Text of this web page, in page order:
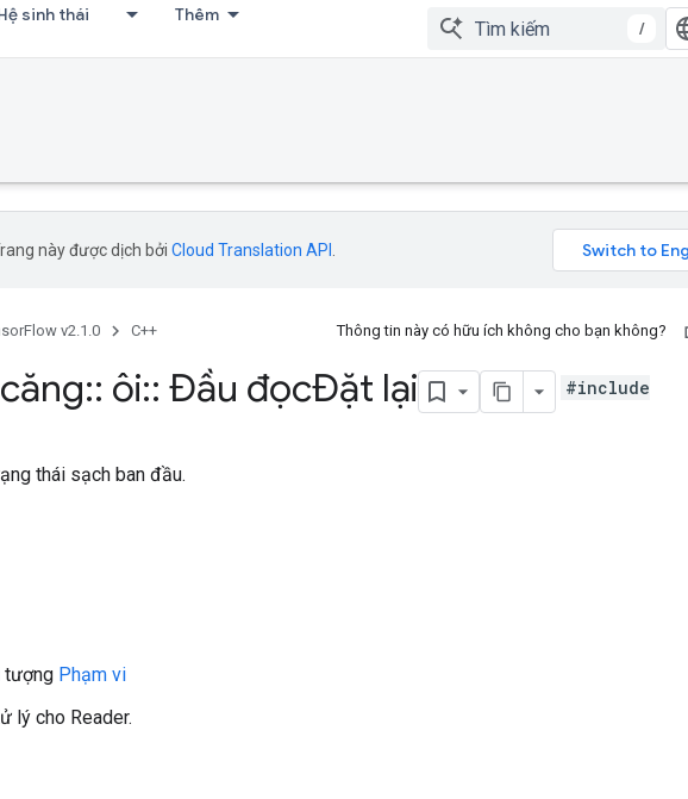
sinh thái Thêm
/
này được dịch bởi Cloud Translation API
v2.1.0 C++ Thông tin này có hữu ích không cho bạn không?
:: ôi:: Đầu đọcĐặt lại
#include
thái sạch ban đầu.
tượng Phạm vi
lý cho Reader.